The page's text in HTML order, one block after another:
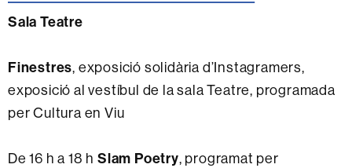
Sala Teatre
Finestres, exposició solidària d’Instagramers,
exposició al vestíbul de la sala Teatre, programada
per Cultura en Viu
De 16 h a 18 h Slam Poetry, programat per